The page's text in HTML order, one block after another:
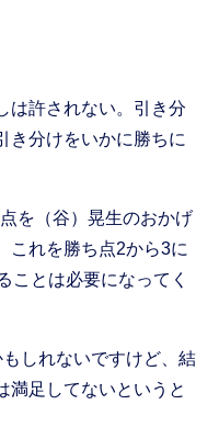
許されない。引き分
き分けをいかに勝ちに
を（谷）晃生のおかげ
これを勝ち点2から3に
ことは必要になってく
しれないですけど、結
満足してないというと